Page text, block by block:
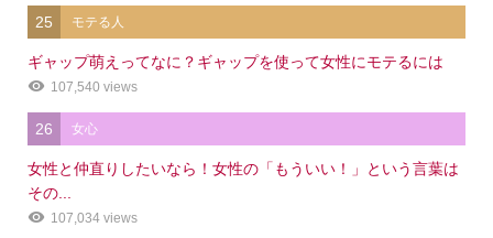
25 モテる人
ギャップ萌えってなに？ギャップを使って女性にモテるには
107,540 views
26 女心
女性と仲直りしたいなら！女性の「もういい！」という言葉は
その...
107,034 views